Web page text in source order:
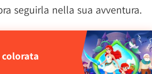
seguirla nella sua avventura.
colorata